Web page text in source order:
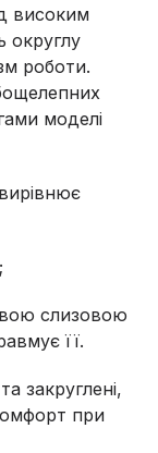
високим
округлу
роботи.
моделі
слизовою
її.
закруглені,
при